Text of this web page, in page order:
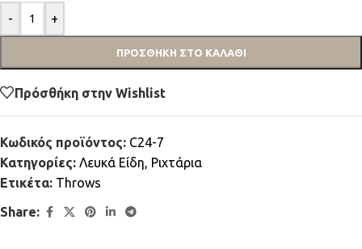
- +
ΠΡΟΣΘΉΚΗ ΣΤΟ ΚΑΛΆΘΙ
Πρόσθήκη στην Wishlist
Κωδικός προϊόντος: C24-7
Κατηγορίες: Λευκά Είδη, Ριχτάρια
Ετικέτα: Throws
Share: